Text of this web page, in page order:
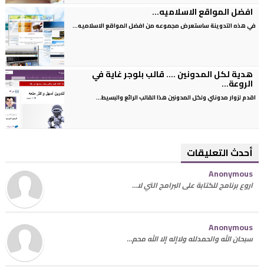
افضل المواقع الاسلاميه...
في هذه التدوينة ساستعرض مجموعه من افضل المواقع الاسلاميه...
هدية لكل المدونين .... قالب بلوجر غاية في
الروعة...
اقدم لزوار مدونتي ولكل المدونين هذا القالب الرائع والبسيط...
أحدث التعليقات
Anonymous
اروع برنامج للكتابة على البرامج التي لا…
Anonymous
سبحان الله والحمدلله ولاإله إلا الله محم…